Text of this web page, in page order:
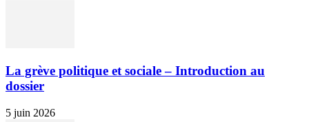
La grève politique et sociale – Introduction au
dossier
5 juin 2026